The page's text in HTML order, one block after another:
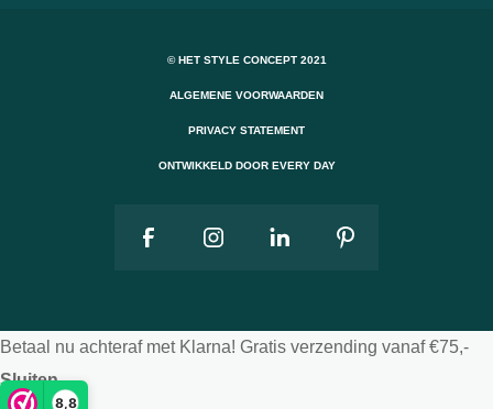
8,8
© HET STYLE CONCEPT 2021
ALGEMENE VOORWAARDEN
PRIVACY STATEMENT
ONTWIKKELD DOOR EVERY DAY
Betaal nu achteraf met Klarna! Gratis verzending vanaf €75,-
Sluiten